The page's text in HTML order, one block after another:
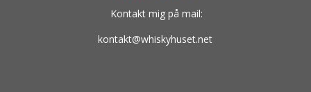
Kontakt mig på mail:
kontakt@whiskyhuset.net